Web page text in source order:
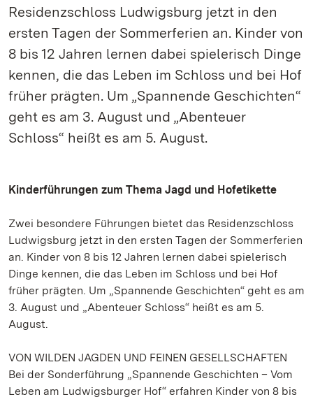
Residenzschloss Ludwigsburg jetzt in den
ersten Tagen der Sommerferien an. Kinder von
8 bis 12 Jahren lernen dabei spielerisch Dinge
kennen, die das Leben im Schloss und bei Hof
früher prägten. Um „Spannende Geschichten“
geht es am 3. August und „Abenteuer
Schloss“ heißt es am 5. August.
Kinderführungen zum Thema Jagd und Hofetikette
Zwei besondere Führungen bietet das Residenzschloss
Ludwigsburg jetzt in den ersten Tagen der Sommerferien
an. Kinder von 8 bis 12 Jahren lernen dabei spielerisch
Dinge kennen, die das Leben im Schloss und bei Hof
früher prägten. Um „Spannende Geschichten“ geht es am
3. August und „Abenteuer Schloss“ heißt es am 5.
August.
VON WILDEN JAGDEN UND FEINEN GESELLSCHAFTEN
Bei der Sonderführung „Spannende Geschichten – Vom
Leben am Ludwigsburger Hof“ erfahren Kinder von 8 bis